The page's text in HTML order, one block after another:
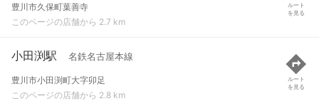
豊川市久保町葉善寺
このページの店舗から 2.7 km
ルート
を見る
小田渕駅 名鉄名古屋本線
豊川市小田渕町大字卯足
このページの店舗から 2.8 km
ルート
を見る